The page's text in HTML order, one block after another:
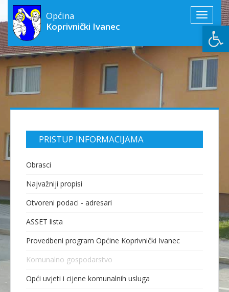
Toggle
Općina
Koprivnički Ivanec
PRISTUP INFORMACIJAMA
Obrasci
Najvažniji propisi
Otvoreni podaci - adresari
ASSET lista
Provedbeni program Općine Koprivnički Ivanec
Komunalno gospodarstvo
Opći uvjeti i cijene komunalnih usluga